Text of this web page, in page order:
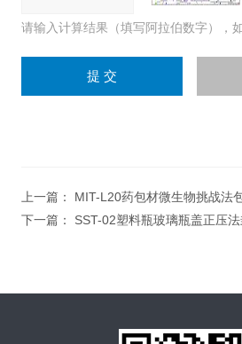
请输入计算结果（填写阿拉伯数字），
上一篇： MIT-L20药包材微生物挑战法
下一篇： SST-02塑料瓶玻璃瓶盖正压